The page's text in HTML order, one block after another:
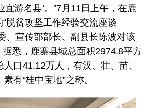
宜游名县’。”7月11日上午，在鹿
脱贫攻坚工作经验交流座谈
、宣传部部长、副县长陈波对该
悉，鹿寨县域总面积2974.8平方
口41.12万人，有汉、壮、苗、
有“桂中宝地”之称。